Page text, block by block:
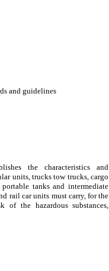
and guidelines
the characteristics and
units, trucks tow trucks, cargo
tanks and intermediate
rail car units must carry, for the
the hazardous substances,